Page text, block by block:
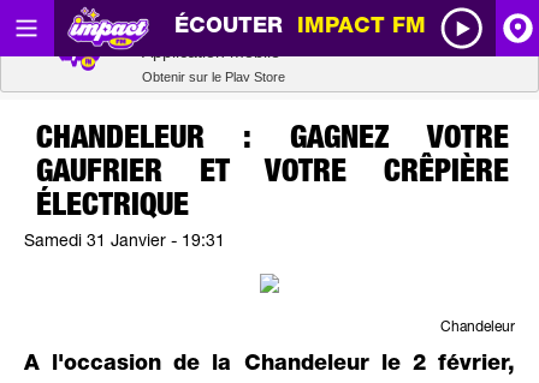
ÉCOUTER IMPACT FM
CHANDELEUR : GAGNEZ VOTRE
GAUFRIER ET VOTRE CRÊPIÈRE
ÉLECTRIQUE
Samedi 31 Janvier - 19:31
Chandeleur
A l'occasion de la Chandeleur le 2 février,
Radio SCOOP
Obtenir sur le Play Store
Télécharger